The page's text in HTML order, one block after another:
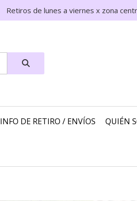
Retiros de lunes a viernes x zona
INFO DE RETIRO / ENVÍOS QUIÉN